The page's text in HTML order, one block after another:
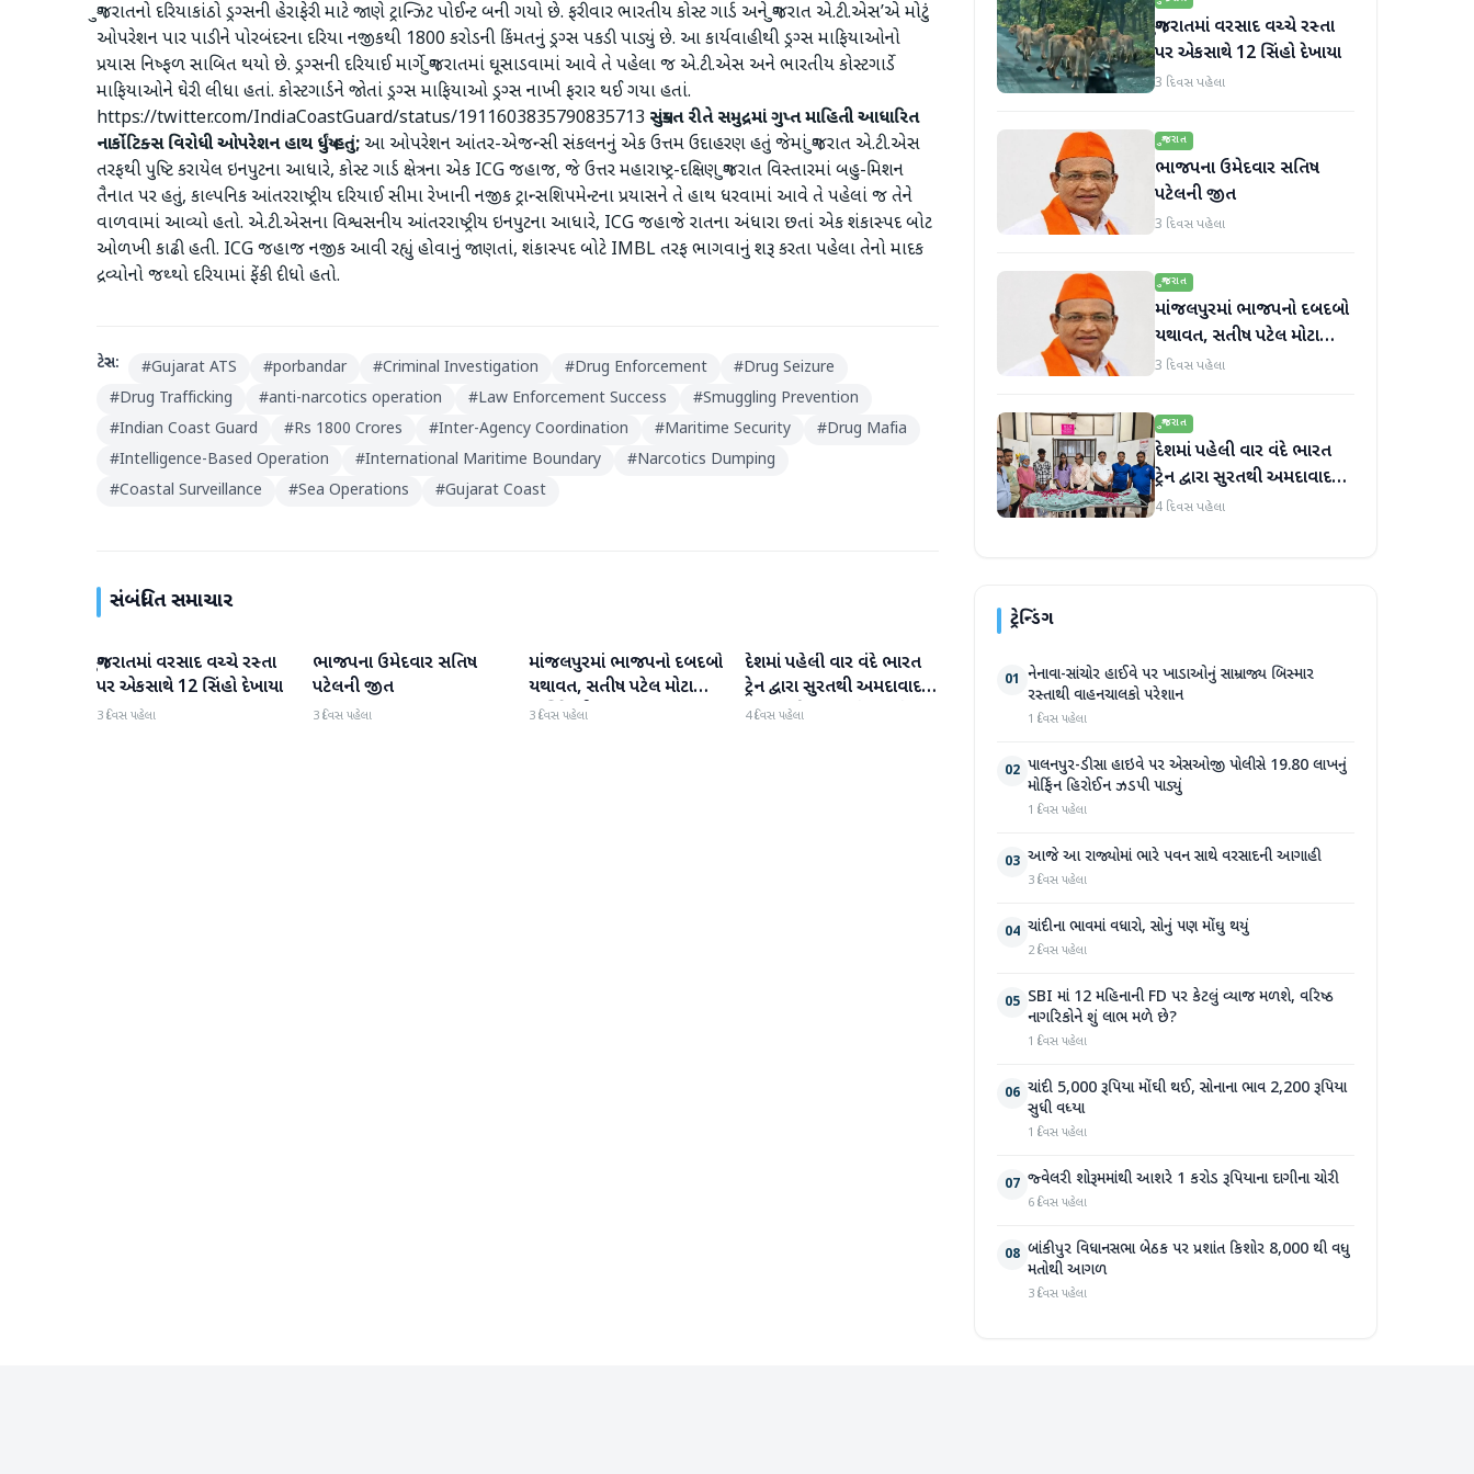
ગુજરાતનો દરિયાકાંઠો ડ્રગ્સની હેરાફેરી માટે જાણે ટ્રાન્ઝિટ પોઈન્ટ બની ગયો છે. ફરીવાર ભારતીય કોસ્ટ ગાર્ડ અને ગુજરાત એ.ટી.એસ’એ મોટું
ઓપરેશન પાર પાડીને પોરબંદરના દરિયા નજીકથી 1800 કરોડની કિંમતનું ડ્રગ્સ પકડી પાડ્યું છે. આ કાર્યવાહીથી ડ્રગ્સ માફિયાઓનો
પ્રયાસ નિષ્ફળ સાબિત થયો છે. ડ્રગ્સની દરિયાઈ માર્ગે ગુજરાતમાં ઘૂસાડવામાં આવે તે પહેલા જ એ.ટી.એસ અને ભારતીય કોસ્ટગાર્ડે
માફિયાઓને ઘેરી લીધા હતાં. કોસ્ટગાર્ડને જોતાં ડ્રગ્સ માફિયાઓ ડ્રગ્સ નાખી ફરાર થઈ ગયા હતાં.
https://twitter.com/IndiaCoastGuard/status/1911603835790835713 સંયુક્ત રીતે સમુદ્રમાં ગુપ્ત માહિતી આધારિત
નાર્કોટિક્સ વિરોધી ઓપરેશન હાથ ધર્યું હતું; આ ઓપરેશન આંતર-એજન્સી સંકલનનું એક ઉત્તમ ઉદાહરણ હતું જેમાં ગુજરાત એ.ટી.એસ
તરફથી પુષ્ટિ કરાયેલ ઇનપુટના આધારે, કોસ્ટ ગાર્ડ ક્ષેત્રના એક ICG જહાજ, જે ઉત્તર મહારાષ્ટ્ર-દક્ષિણ ગુજરાત વિસ્તારમાં બહુ-મિશન
તૈનાત પર હતું, કાલ્પનિક આંતરરાષ્ટ્રીય દરિયાઈ સીમા રેખાની નજીક ટ્રાન્સશિપમેન્ટના પ્રયાસને તે હાથ ધરવામાં આવે તે પહેલાં જ તેને
વાળવામાં આવ્યો હતો. એ.ટી.એસના વિશ્વસનીય આંતરરાષ્ટ્રીય ઇનપુટના આધારે, ICG જહાજે રાતના અંધારા છતાં એક શંકાસ્પદ બોટ
ઓળખી કાઢી હતી. ICG જહાજ નજીક આવી રહ્યું હોવાનું જાણતાં, શંકાસ્પદ બોટે IMBL તરફ ભાગવાનું શરૂ કરતા પહેલા તેનો માદક
દ્રવ્યોનો જથ્થો દરિયામાં ફેંકી દીધો હતો.
ટેગ્સ: #Gujarat ATS #porbandar #Criminal Investigation #Drug Enforcement #Drug Seizure
#Drug Trafficking #anti-narcotics operation #Law Enforcement Success #Smuggling Prevention
#Indian Coast Guard #Rs 1800 Crores #Inter-Agency Coordination #Maritime Security #Drug Mafia
#Intelligence-Based Operation #International Maritime Boundary #Narcotics Dumping
#Coastal Surveillance #Sea Operations #Gujarat Coast
સંબંધિત સમાચાર
ગુજરાત
ગુજરાતમાં વરસાદ વચ્ચે રસ્તા
પર એકસાથે 12 સિંહો દેખાયા
3 દિવસ પહેલા
ગુજરાત
ભાજપના ઉમેદવાર સતિષ
પટેલની જીત
3 દિવસ પહેલા
ગુજરાત
માંજલપુરમાં ભાજપનો દબદબો
યથાવત, સતીષ પટેલ મોટા
માર્જિનથી આગળ
3 દિવસ પહેલા
ગુજરાત
દેશમાં પહેલી વાર વંદે ભારત
ટ્રેન દ્વારા સુરતથી અમદાવાદ
હૃદય પહોંચાડવામાં આવ્યું
4 દિવસ પહેલા
ગુજરાતમાં વરસાદ વચ્ચે રસ્તા
પર એકસાથે 12 સિંહો દેખાયા
3 દિવસ પહેલા
ગુજરાત
ભાજપના ઉમેદવાર સતિષ
પટેલની જીત
3 દિવસ પહેલા
ગુજરાત
માંજલપુરમાં ભાજપનો દબદબો
યથાવત, સતીષ પટેલ મોટા
માર્જિનથી આગળ
3 દિવસ પહેલા
ગુજરાત
દેશમાં પહેલી વાર વંદે ભારત
ટ્રેન દ્વારા સુરતથી અમદાવાદ
હૃદય પહોંચાડવામાં આવ્યું
4 દિવસ પહેલા
ટ્રેન્ડિંગ
01 નેનાવા-સાંચોર હાઈવે પર ખાડાઓનું સામ્રાજ્ય બિસ્માર
રસ્તાથી વાહનચાલકો પરેશાન
1 દિવસ પહેલા
02 પાલનપુર-ડીસા હાઇવે પર એસઓજી પોલીસે 19.80 લાખનું
મોર્ફિન હિરોઈન ઝડપી પાડ્યું
1 દિવસ પહેલા
03 આજે આ રાજ્યોમાં ભારે પવન સાથે વરસાદની આગાહી
3 દિવસ પહેલા
04 ચાંદીના ભાવમાં વધારો, સોનું પણ મોંઘુ થયું
2 દિવસ પહેલા
05 SBI માં 12 મહિનાની FD પર કેટલું વ્યાજ મળશે, વરિષ્ઠ
નાગરિકોને શું લાભ મળે છે?
1 દિવસ પહેલા
06 ચાંદી 5,000 રૂપિયા મોંઘી થઈ, સોનાના ભાવ 2,200 રૂપિયા
સુધી વધ્યા
1 દિવસ પહેલા
07 જ્વેલરી શોરૂમમાંથી આશરે 1 કરોડ રૂપિયાના દાગીના ચોરી
6 દિવસ પહેલા
08 બાંકીપુર વિધાનસભા બેઠક પર પ્રશાંત કિશોર 8,000 થી વધુ
મતોથી આગળ
3 દિવસ પહેલા